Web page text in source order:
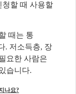
청할 때 사용할
때는 통
. 저소득층, 장
요한 사람은
습니다.
나요?